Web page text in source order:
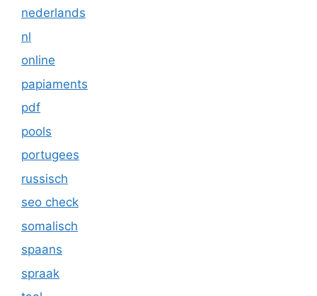
nederlands
nl
online
papiaments
pdf
pools
portugees
russisch
seo check
somalisch
spaans
spraak